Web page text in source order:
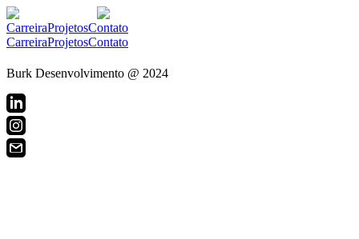
CarreiraProjetosContato
CarreiraProjetosContato
Burk Desenvolvimento @ 2024